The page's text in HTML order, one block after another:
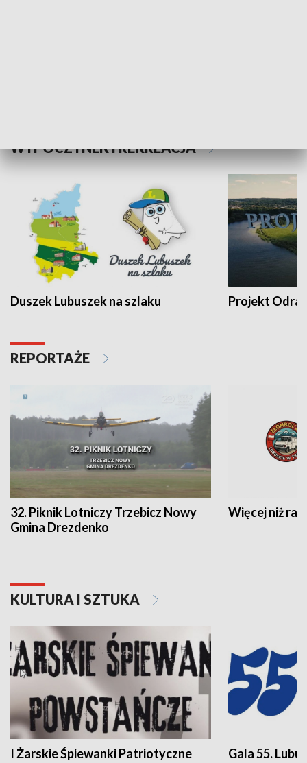
WYPOCZYNEK I REKREACJA
Duszek Lubuszek na szlaku Projekt Odra
REPORTAŻE
32. Piknik Lotniczy Trzebicz Nowy
Gmina Drezdenko
Więcej niż rajd
KULTURA I SZTUKA
I Żarskie Śpiewanki Patriotyczne
Gala 55.